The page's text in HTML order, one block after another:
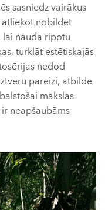
sasniedz vairākus
atliekot nobildēt
lai nauda ripotu
turklāt estētiskajās
nedod
pareizi, atbilde
mākslas
neapšaubāms